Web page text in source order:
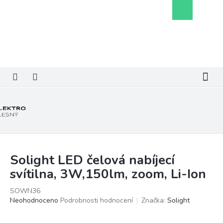
košík
Solight LED čelová nabíjecí
svítilna, 3W,150lm, zoom, Li-Ion
SOWN36
Průměrné
Neohodnoceno Podrobnosti hodnocení Značka: Solight